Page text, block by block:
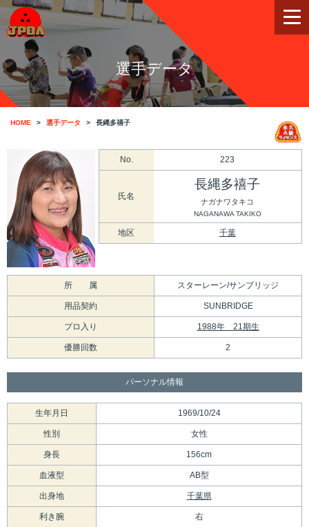
選手データ
HOME 選手データ 長縄多禧子
No. 223
氏名
長縄多禧子
ナガナワタキコ
NAGANAWA TAKIKO
地区 千葉
所 属 スターレーン/サンブリッジ
用品契約 SUNBRIDGE
プロ入り 1988年 21期生
優勝回数 2
パーソナル情報
生年月日 1969/10/24
性別 女性
身長 156cm
血液型 AB型
出身地 千葉県
利き腕 右